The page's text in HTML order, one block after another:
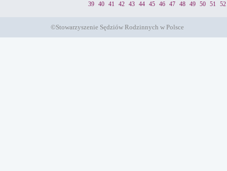
39
40 41 42 43 44 45 46 47 48 49 50 51 52
©Stowarzyszenie Sędziów Rodzinnych w Polsce